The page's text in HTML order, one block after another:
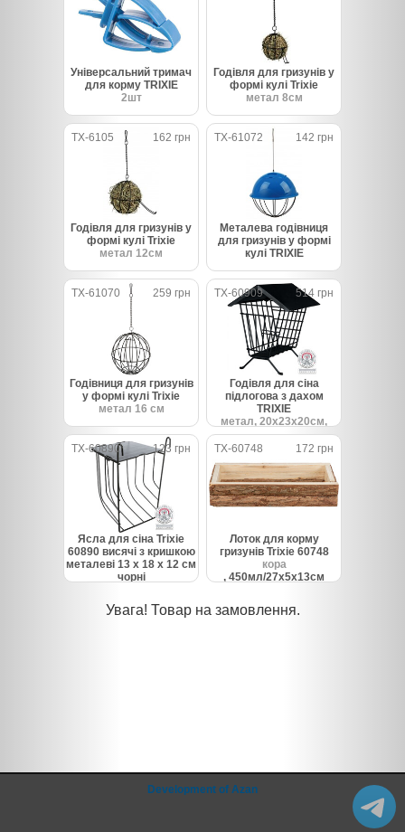
Універсальний тримач
для корму TRIXIE
2шт
Годівля для гризунів у
формі кулі Trixie
метал 8см
TX-6105 162 грн
Годівля для гризунів у
формі кулі Trixie
метал 12см
TX-61072 142 грн
Металева годівниця
для гризунів у формі
кулі TRIXIE
TX-61070 259 грн
Годівниця для гризунів
у формі кулі Trixie
метал 16 см
TX-60909 514 грн
Годівля для сіна
підлогова з дахом
TRIXIE
метал, 20х23х20см,
чорний
TX-60890
123 грн
Ясла для сіна Trixie
60890 висячі з кришкою
металеві 13 х 18 х 12 см
чорні
TX-60748 172 грн
Лоток для корму
гризунів Trixie 60748
кора
, 450мл/27х5х13см
Увага! Товар на замовлення.
Development of Azan